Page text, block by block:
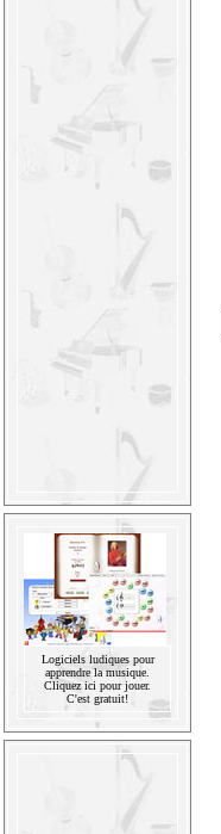
Logiciels ludiques pour
apprendre la musique.
Cliquez ici pour jouer.
C'est gratuit!